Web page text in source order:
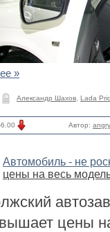
»
Александр Шахов Lada
6.00 Автор:
Автомобиль - не
цены на весь
цены